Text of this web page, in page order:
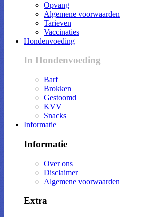
Opvang
Algemene voorwaarden
Tarieven
Vaccinaties
Hondenvoeding
In Hondenvoeding
Barf
Brokken
Gestoomd
KVV
Snacks
Informatie
Informatie
Over ons
Disclaimer
Algemene voorwaarden
Extra